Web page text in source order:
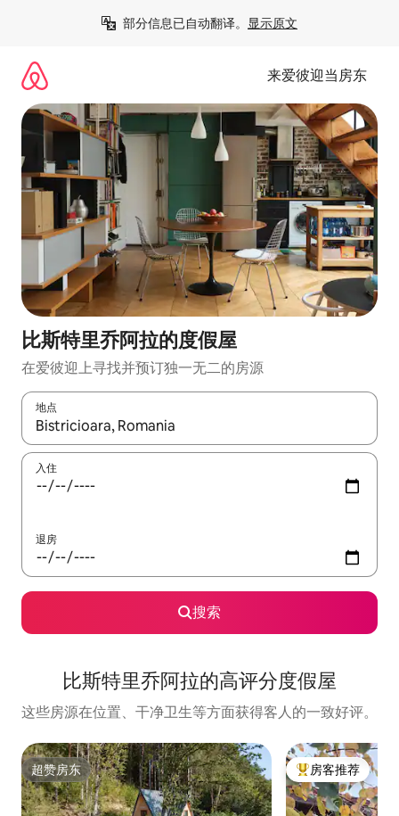
部分信息已自动翻译。 显示原文
来爱彼迎当房东
比斯特里乔阿拉的度假屋
在爱彼迎上寻找并预订独一无二的房源
地点
如有搜索结果，请使用上下方向键查看，或通过点击或滑动手势
入住
退房
搜索
比斯特里乔阿拉的高评分度假屋
这些房源在位置、干净卫生等方面获得客人的一致好评。
超赞房东
超赞房东 热门「房客推荐」
房客推荐